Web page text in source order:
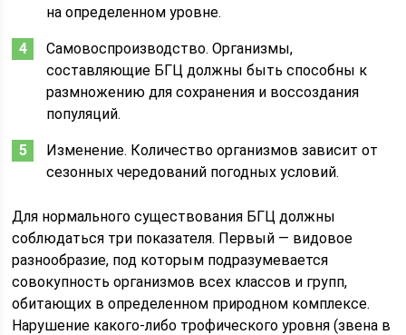
на определенном уровне.
Самовоспроизводство. Организмы,
составляющие БГЦ должны быть способны к
размножению для сохранения и воссоздания
популяций.
Изменение. Количество организмов зависит от
сезонных чередований погодных условий.
Для нормального существования БГЦ должны
соблюдаться три показателя. Первый — видовое
разнообразие, под которым подразумевается
совокупность организмов всех классов и групп,
обитающих в определенном природном комплексе.
Нарушение какого-либо трофического уровня (звена в